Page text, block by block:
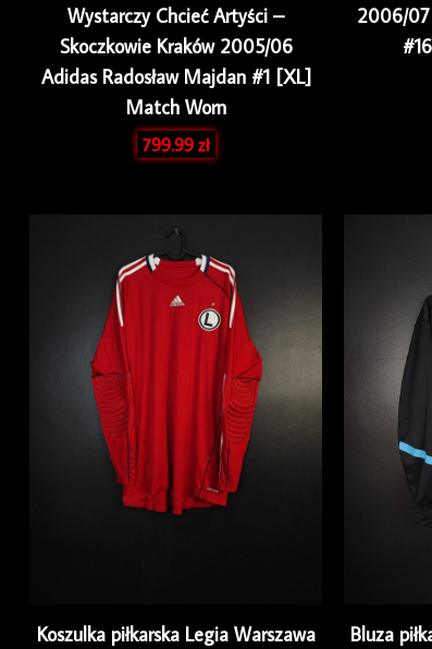
Wystarczy Chcieć Artyści –
Skoczkowie Kraków 2005/06
Adidas Radosław Majdan #1 [XL]
Match Worn
799.99zł
2006/07
Koszulka piłkarska Legia Warszawa
Bluza